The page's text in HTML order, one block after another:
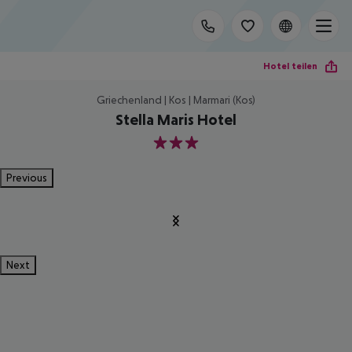
Hotel teilen
Griechenland | Kos | Marmari (Kos)
Stella Maris Hotel
3
Previous
Next